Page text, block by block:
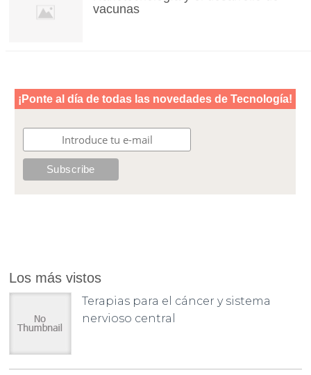
vacunas
Los más vistos
Terapias para el cáncer y sistema
nervioso central